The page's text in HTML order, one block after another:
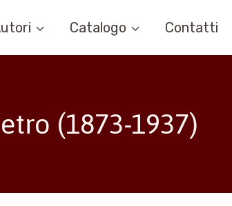
Catalogo Contatti
(1873-1937)